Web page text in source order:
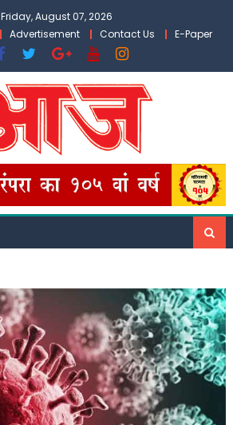
Friday, August 07, 2026
Advertisement Contact Us E-Paper